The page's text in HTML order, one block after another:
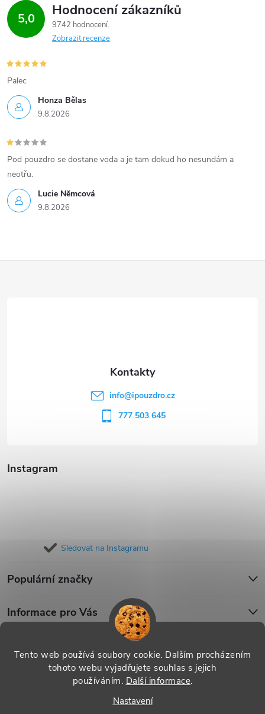
Tento web používá soubory cookie. Dalším procházením
tohoto webu vyjadřujete souhlas s jejich
používáním. Další informace.
Nastavení
5,0 Hodnocení zákazníků
9742 hodnocení
Zobrazit recenze
Honza Bělas
9.8.2026
Palec
Lucie Nĕmcová
9.8.2026
Pod pouzdro se dostane voda a je tam dokud ho nesundám a
neotřu.
Instagram
Sledovat na Instagramu
Populární značky
Informace pro Vás
info@ipouzdro.cz
777 503 645
Copyright 2026 . Všechna práva vyhrazena.
nastavení cookies